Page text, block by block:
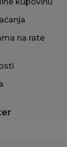
na rate